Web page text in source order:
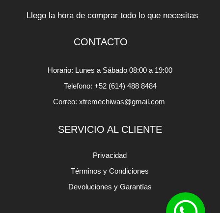
Llego la hora de comprar todo lo que necesitas
CONTACTO
Horario: Lunes a Sábado 08:00 a 19:00
Telefono: +52 (614) 488 8484
Correo: xtremechiwas@gmail.com
SERVICIO AL CLIENTE
Privacidad
Términos y Condiciones
Devoluciones y Garantías